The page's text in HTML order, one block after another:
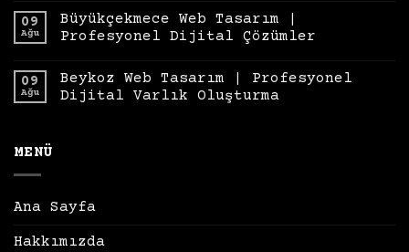
09
Ağu
Büyükçekmece Web Tasarım |
Profesyonel Dijital Çözümler
09
Ağu
Beykoz Web Tasarım | Profesyonel
Dijital Varlık Oluşturma
MENÜ
Ana Sayfa
Hakkımızda